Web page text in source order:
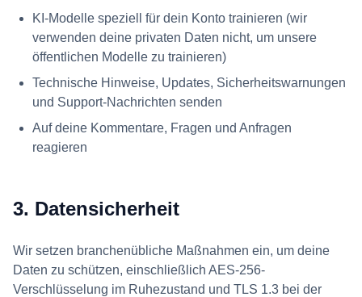
KI-Modelle speziell für dein Konto trainieren (wir
verwenden deine privaten Daten nicht, um unsere
öffentlichen Modelle zu trainieren)
Technische Hinweise, Updates, Sicherheitswarnungen
und Support-Nachrichten senden
Auf deine Kommentare, Fragen und Anfragen
reagieren
3. Datensicherheit
Wir setzen branchenübliche Maßnahmen ein, um deine
Daten zu schützen, einschließlich AES-256-
Verschlüsselung im Ruhezustand und TLS 1.3 bei der